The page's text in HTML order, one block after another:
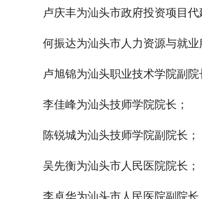
卢庆丰为汕头市政府投资项目代
何振达为汕头市人力资源与就业
卢旭锦为汕头职业技术学院副院
李佳峰为汕头技师学院院长；
陈锐城为汕头技师学院副院长；
吴先衡为汕头市人民医院院长；
李卓华为汕头市人民医院副院长